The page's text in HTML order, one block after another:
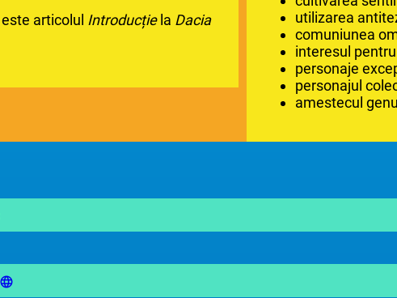
este articolul Introducțiela Dacia
utilizarea
comuniunea
interesul
personaje
personajul
amestecul